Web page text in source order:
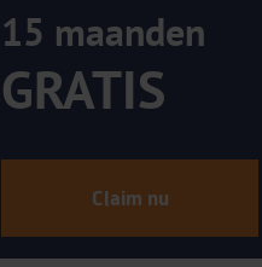
15 maanden
GRATIS
Claim nu